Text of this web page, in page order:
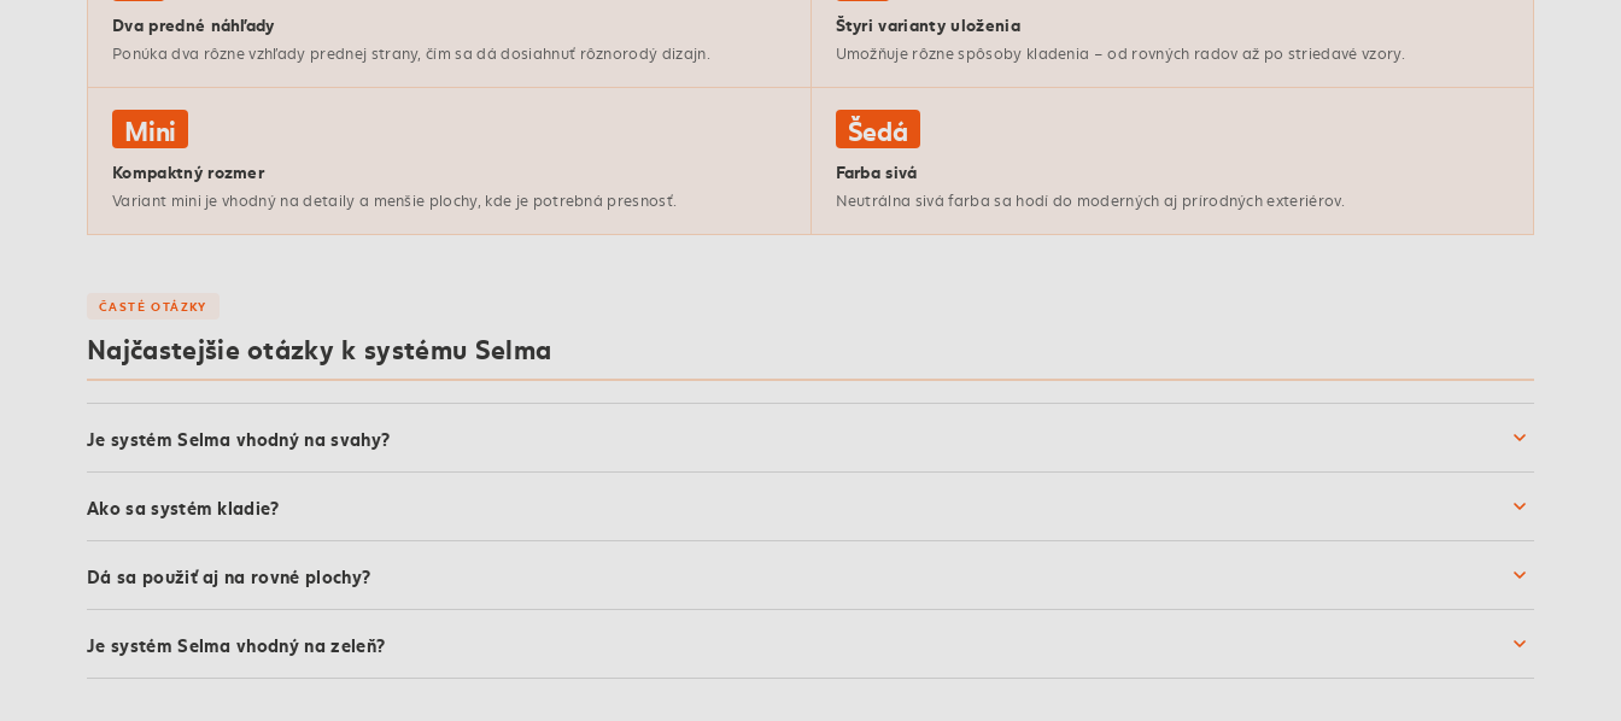
Dva predné náhľady
Ponúka dva rôzne vzhľady prednej strany, čím sa dá dosiahnuť rôznorodý dizajn.
Štyri varianty uloženia
Umožňuje rôzne spôsoby kladenia – od rovných radov až po striedavé vzory.
Mini
Kompaktný rozmer
Variant mini je vhodný na detaily a menšie plochy, kde je potrebná presnosť.
Šedá
Farba sivá
Neutrálna sivá farba sa hodí do moderných aj prírodných exteriérov.
ČASTÉ OTÁZKY
Najčastejšie otázky k systému Selma
Je systém Selma vhodný na svahy?
Ako sa systém kladie?
Dá sa použiť aj na rovné plochy?
Je systém Selma vhodný na zeleň?